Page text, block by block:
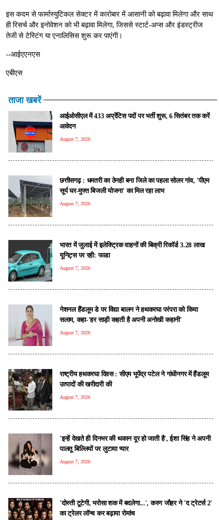
इस कदम से फार्मास्युटिकल सेक्टर में कारोबार में आसानी को बढ़ावा मिलेगा और साथ
ही रिसर्च और इनोवेशन को भी बढ़ावा मिलेगा, जिससे स्टार्ट-अप्स और इंडस्ट्रीज
तेजी से टेस्टिंग या एनालिसिस शुरू कर पाएंगी।
--आईएएनएस
एबीएस
ताजा खबरें
आईओसीएल में 433 अप्रेंटिस पदों पर भर्ती शुरू, 6 सितंबर तक करें
आवेदन
August 7, 2026
छत्तीसगढ़ : धमतरी का ठेनही बना जिले का पहला सोलर गांव, 'पीएम
सूर्य घर-मुफ्त बिजली योजना' का मिल रहा लाभ
August 7, 2026
भारत में जुलाई में इलेक्ट्रिक वाहनों की बिक्री रिकॉर्ड 3.28 लाख
यूनिट्स पर रही: फाडा
August 7, 2026
नेशनल हैंडलूम डे पर विद्या बालन ने हथकरघा परंपरा को किया
सलाम, कहा-'हर साड़ी कहती है अपनी अनोखी कहानी'
August 7, 2026
राष्ट्रीय हथकरघा दिवस : सीएम भूपेंद्र पटेल ने गांधीनगर में हैंडलूम
उत्पादों की खरीदारी की
August 7, 2026
'इन्हें देखते ही दिनभर की थकान दूर हो जाती है', ईशा सिंह ने अपनी
पालतू बिल्लियों पर लुटाया प्यार
August 7, 2026
'दोस्ती टूटेगी, भरोसा शक में बदलेगा...', करण जौहर ने 'द ट्रेटर्स 2'
का ट्रेलर लॉन्च कर बढ़ाया रोमांच